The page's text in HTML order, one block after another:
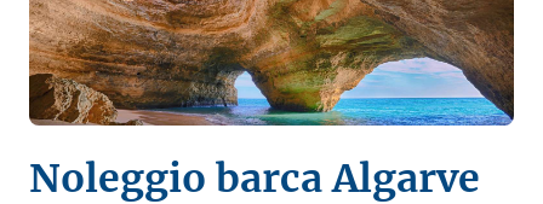
Noleggio barca Algarve